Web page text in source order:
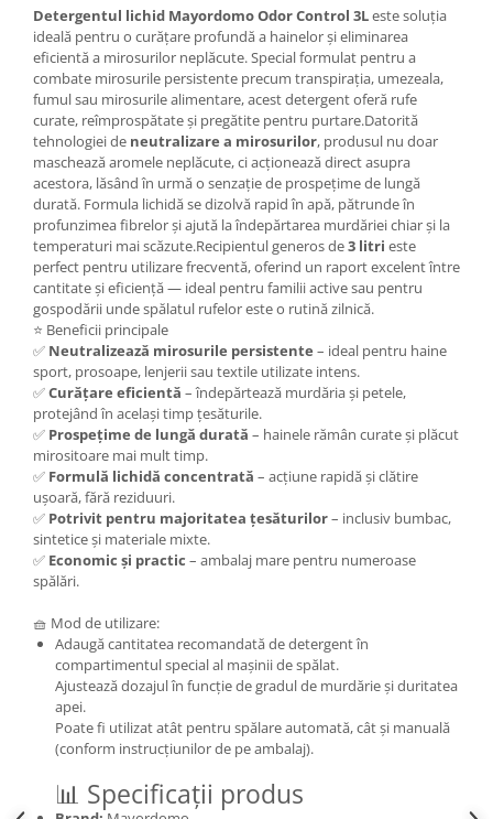
Detergenti BIO
Eco Confort
Fose Septice & Întreținere
Eco Confort
BioZone
Epur
Home&Deco
Note di Natura
Eco Friendly
Curatenie & Intretinere Exterior
Solutii curatare si intretinere
toalete portabile
Solutii curatare si intretinere
terase exterioare
Solutii curatare si intretinere
mobilier gradina
Solutii de curatare si intretinere
gratare exterioare si seminee
Foglia D'Oro
Odorizanti & Neutralizatori pentru
Miros
Doze odorizante spray SPRING AIR
250ml
Dispensere pentru doze
odorizante spray SPRING AIR
Odorizanti ambientali si tesaturi
SPRING AIR
Saculeti parfumati si pliculete
antimolii
Detergentul lichid Mayordomo Odor Control 3Leste soluția
ideală pentru o curățare profundă a hainelor și eliminarea
eficientă a mirosurilor neplăcute. Special formulat pentru a
combate mirosurile persistente precum transpirația, umezeala,
fumul sau mirosurile alimentare, acest detergent oferă rufe
curate, reîmprospătate și pregătite pentru purtare.Datorită
tehnologiei de neutralizare a mirosurilor, produsul nu doar
maschează aromele neplăcute, ci acționează direct asupra
acestora, lăsând în urmă o senzație de prospețime de lungă
durată. Formula lichidă se dizolvă rapid în apă, pătrunde în
profunzimea fibrelor și ajută la îndepărtarea murdăriei chiar și la
temperaturi mai scăzute.Recipientul generos de3 litri este
perfect pentru utilizare frecventă, oferind un raport excelent între
cantitate și eficiență — ideal pentru familii active sau pentru
gospodării unde spălatul rufelor este o rutină zilnică.
⭐ Beneficii principale
✅ Neutralizează mirosurile persistente – ideal pentru haine
sport, prosoape, lenjerii sau textile utilizate intens.
✅Curățare eficientă – îndepărtează murdăria și petele,
protejând în același timp țesăturile.
✅ Prospețime de lungă durată – hainele rămân curate și plăcut
mirositoare mai mult timp.
✅ Formulă lichidă concentrată – acțiune rapidă și clătire
ușoară, fără reziduuri.
✅ Potrivit pentru majoritatea țesăturilor– inclusiv bumbac,
sintetice și materiale mixte.
✅ Economic și practic – ambalaj mare pentru numeroase
spălări.
🧺 Mod de utilizare:
Adaugă cantitatea recomandată de detergent în
compartimentul special al mașinii de spălat.
Ajustează dozajul în funcție de gradul de murdărie și duritatea
apei.
Poate fi utilizat atât pentru spălare automată, cât și manuală
(conform instrucțiunilor de pe ambalaj).
📊 Specificații produs